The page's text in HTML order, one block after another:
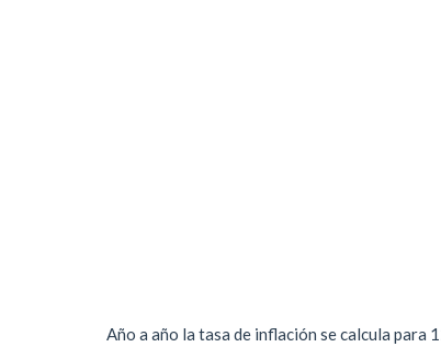
Año a año la tasa de inflación se calcula para